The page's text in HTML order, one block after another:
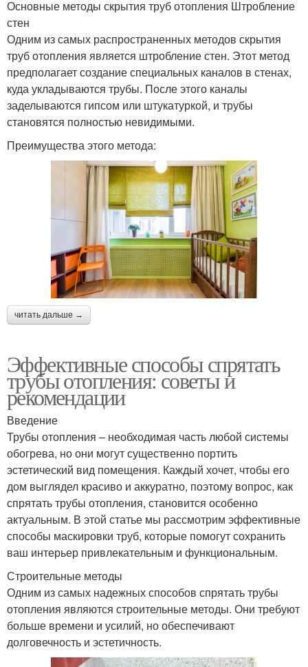
Основные методы скрытия труб отопления Штробление
стен
Одним из самых распространенных методов скрытия
труб отопления является штробление стен. Этот метод
предполагает создание специальных каналов в стенах,
куда укладываются трубы. После этого каналы
заделываются гипсом или штукатуркой, и трубы
становятся полностью невидимыми.
Преимущества этого метода:
читать дальше →
Эффективные способы спрятать
трубы отопления: советы и
рекомендации
Введение
Трубы отопления – необходимая часть любой системы
обогрева, но они могут существенно портить
эстетический вид помещения. Каждый хочет, чтобы его
дом выглядел красиво и аккуратно, поэтому вопрос, как
спрятать трубы отопления, становится особенно
актуальным. В этой статье мы рассмотрим эффективные
способы маскировки труб, которые помогут сохранить
ваш интерьер привлекательным и функциональным.
Строительные методы
Одним из самых надежных способов спрятать трубы
отопления являются строительные методы. Они требуют
больше времени и усилий, но обеспечивают
долговечность и эстетичность.